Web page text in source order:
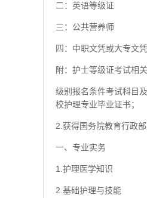
二：英语等级证
三：公共营养师
四：中职文凭或大专文凭
附：护士等级证考试相
级别报名条件考试科目
校护理专业毕业证书；
2.获得国务院教育行政
一、专业实务
1.护理医学知识
2.基础护理与技能